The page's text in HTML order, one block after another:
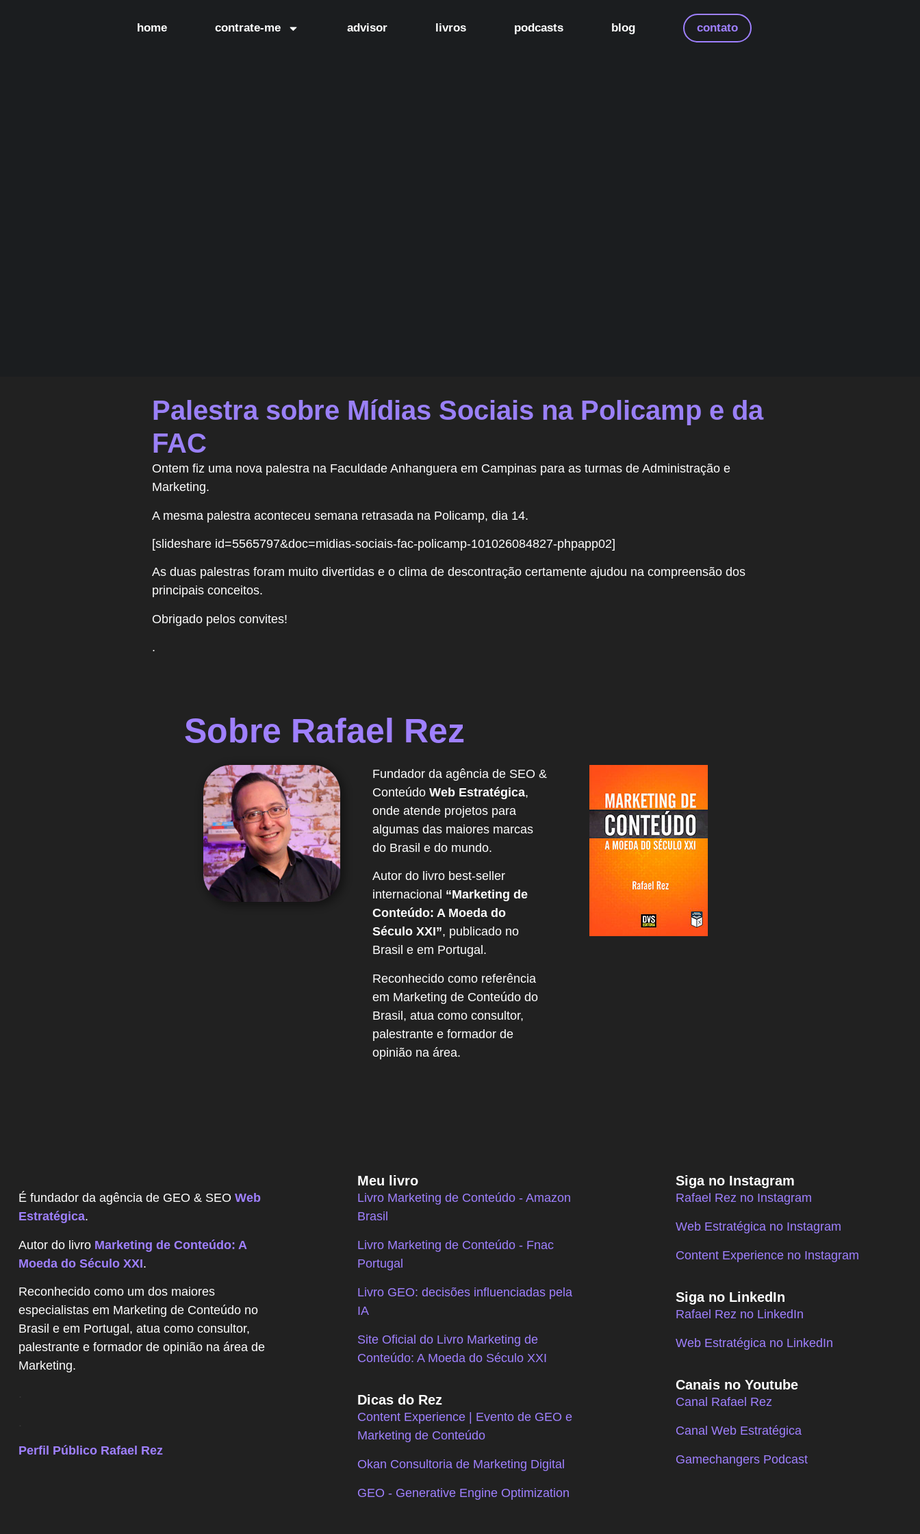
home contrate-me advisor livros podcasts blog contato
Palestra sobre Mídias Sociais na Policamp e da
FAC
Ontem fiz uma nova palestra na Faculdade Anhanguera em Campinas para as turmas de Administração e
Marketing.
A mesma palestra aconteceu semana retrasada na Policamp, dia 14.
[slideshare id=5565797&doc=midias-sociais-fac-policamp-101026084827-phpapp02]
As duas palestras foram muito divertidas e o clima de descontração certamente ajudou na compreensão dos
principais conceitos.
Obrigado pelos convites!
.
Sobre Rafael Rez
Fundador da agência de SEO &
ConteúdoWeb Estratégica,
onde atende projetos para
algumas das maiores marcas
do Brasil e do mundo.
Autor do livro best-seller
internacional “Marketing de
Conteúdo: A Moeda do
Século XXI”, publicado no
Brasil e em Portugal.
Reconhecido como referência
em Marketing de Conteúdo do
Brasil, atua como consultor,
palestrante e formador de
opinião na área.
É fundador da agência de GEO & SEO Web
Estratégica.
Autor do livro Marketing de Conteúdo: A
Moeda do Século XXI.
Reconhecido como um dos maiores
especialistas em Marketing de Conteúdo no
Brasil e em Portugal, atua como consultor,
palestrante e formador de opinião na área de
Marketing.
Perfil Público Rafael Rez
Meu livro
Livro Marketing de Conteúdo - Amazon
Brasil
Livro Marketing de Conteúdo - Fnac
Portugal
Livro GEO: decisões influenciadas pela
IA
Site Oficial do Livro Marketing de
Conteúdo: A Moeda do Século XXI
Dicas do Rez
Content Experience | Evento de GEO e
Marketing de Conteúdo
Okan Consultoria de Marketing Digital
GEO - Generative Engine Optimization
Siga no Instagram
Rafael Rez no Instagram
Web Estratégica no Instagram
Content Experience no Instagram
Siga no LinkedIn
Rafael Rez no LinkedIn
Web Estratégica no LinkedIn
Canais no Youtube
Canal Rafael Rez
Canal Web Estratégica
Gamechangers Podcast